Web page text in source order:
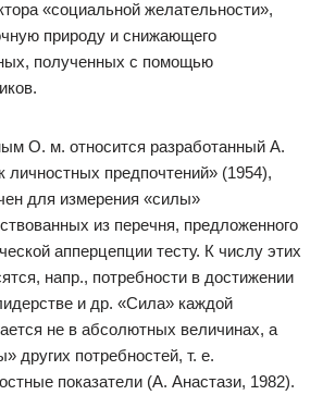
«социальной желательности»,
природу и снижающего
полученных с помощью
О. м. относится разработанный А.
предпочтений» (1954),
для измерения «силы»
из перечня, предложенного
апперцепции тесту. К числу этих
напр., потребности в достижении
и др. «Сила» каждой
не в абсолютных величинах, а
других потребностей, т. е.
показатели (А. Анастази, 1982).